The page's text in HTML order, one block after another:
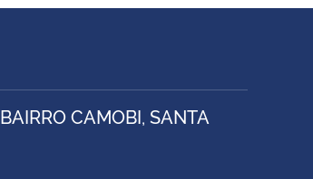
CAMOBI, SANTA